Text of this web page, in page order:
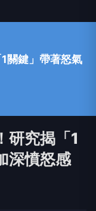
關鍵」帶著怒氣
研究揭「1
深憤怒感